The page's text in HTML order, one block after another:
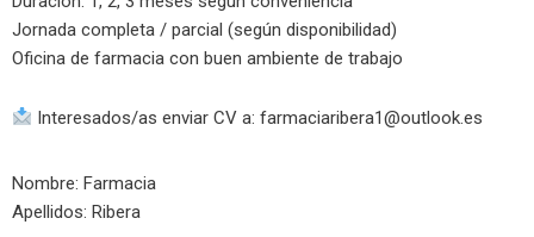
Jornada completa / parcial (según disponibilidad)
Oficina de farmacia con buen ambiente de trabajo
Interesados/as enviar CV a:farmaciaribera1@outlook.es
Nombre: Farmacia
Apellidos: Ribera